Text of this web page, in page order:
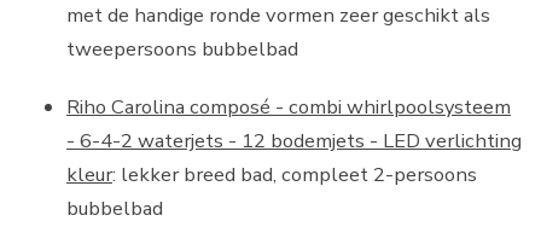
met de handige ronde vormen zeer geschikt als
tweepersoons bubbelbad
Riho Carolina composé - combi whirlpoolsysteem
- 6-4-2 waterjets - 12 bodemjets - LED verlichting
kleur: lekker breed bad, compleet 2-persoons
bubbelbad